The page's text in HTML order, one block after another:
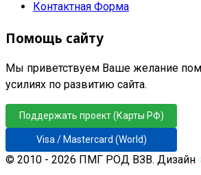
Контактная Форма
Помощь сайту
Мы приветствуем Ваше желание
усилиях по развитию сайта.
Поддержать проект (Карты РФ)
Visa / Mastercard (World)
© 2010 - 2026 ПМГ РОД ВЗВ. Дизайн